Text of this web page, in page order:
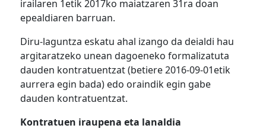
irailaren 1etik 2017ko maiatzaren 31ra doan
epealdiaren barruan.
Diru-laguntza eskatu ahal izango da deialdi hau
argitaratzeko unean dagoeneko formalizatuta
dauden kontratuentzat (betiere 2016-09-01etik
aurrera egin bada) edo oraindik egin gabe
dauden kontratuentzat.
Kontratuen iraupena eta lanaldia